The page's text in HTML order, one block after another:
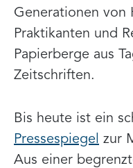
Generationen von
Praktikanten und
Papierberge aus
Zeitschriften.
Bis heute ist ein
Pressespiegel zur
Aus einer